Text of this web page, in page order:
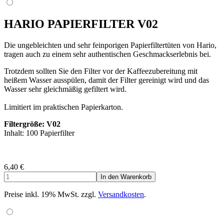
HARIO PAPIERFILTER V02
Die ungebleichten und sehr feinporigen Papierfiltertüten von Hario,
tragen auch zu einem sehr authentischen Geschmackserlebnis bei.
Trotzdem sollten Sie den Filter vor der Kaffeezubereitung mit
heißem Wasser ausspülen, damit der Filter gereinigt wird und das
Wasser sehr gleichmäßig gefiltert wird.
Limitiert im praktischen Papierkarton.
Filtergröße: V02
Inhalt: 100 Papierfilter
6,40 €
Preise inkl. 19% MwSt. zzgl. Versandkosten.